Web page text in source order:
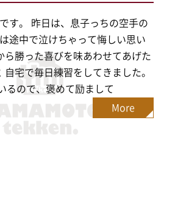
す。 昨日は、息子っちの空手の
途中で泣けちゃって悔しい思い
ら勝った喜びを味あわせてあげた
宅で毎日練習をしてきました。
るので、褒めて励まして
More